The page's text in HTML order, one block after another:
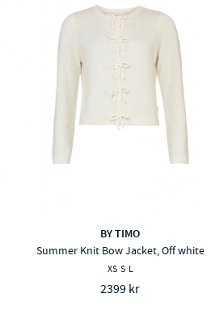
BY TIMO
Summer Knit Bow Jacket, Off white
XS S L
2399 kr